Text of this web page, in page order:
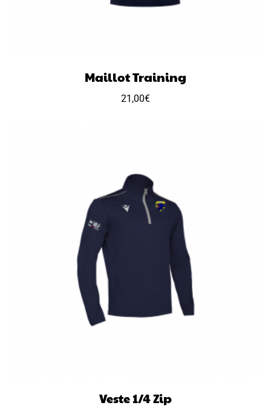
Maillot Training
21,00€
Veste 1/4 Zip